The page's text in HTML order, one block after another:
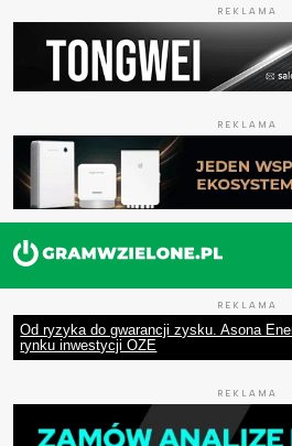
REKLAMA
REKLAMA
REKLAMA
Od ryzyka do gwarancji zysku. Asona
rynku inwestycji OZE
REKLAMA